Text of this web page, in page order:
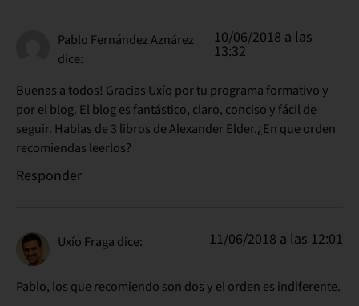
Pablo Fernández Aznárez
dice:
10/06/2018 a las
13:32
Buenas a todos! Gracias Uxío por tu programa formativo y
por el blog. El blog es fantástico, claro, conciso y fácil de
seguir. Hablas de 3 libros de Alexander Elder.¿En que orden
recomiendas leerlos?
Responder
Uxío Fraga dice: 11/06/2018 a las 12:01
Pablo, los que recomiendo son dos y el orden es indiferente.